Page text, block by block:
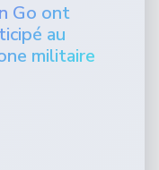
Go ont
au
militaire